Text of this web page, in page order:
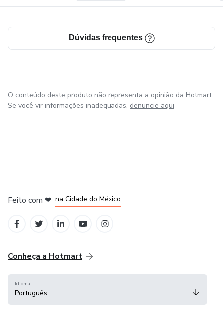
Dúvidas frequentes
O conteúdo deste produto não representa a opinião da Hotmart.
Se você vir informações inadequadas, denuncie aqui
Feito com ❤ na Cidade do México
Conheça a Hotmart
Idioma
Português